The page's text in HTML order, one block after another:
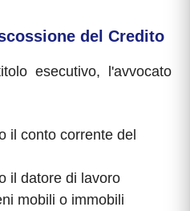
del Credito
esecutivo, l'avvocato
il conto corrente del
il datore di lavoro
mobili o immobili